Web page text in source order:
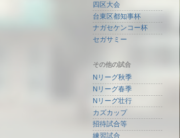
四区大会
台東区都知事杯
ナガセケンコー杯
セガサミー
その他の試合
Nリーグ秋季
Nリーグ春季
Nリーグ壮行
カズカップ
招待試合等
練習試合